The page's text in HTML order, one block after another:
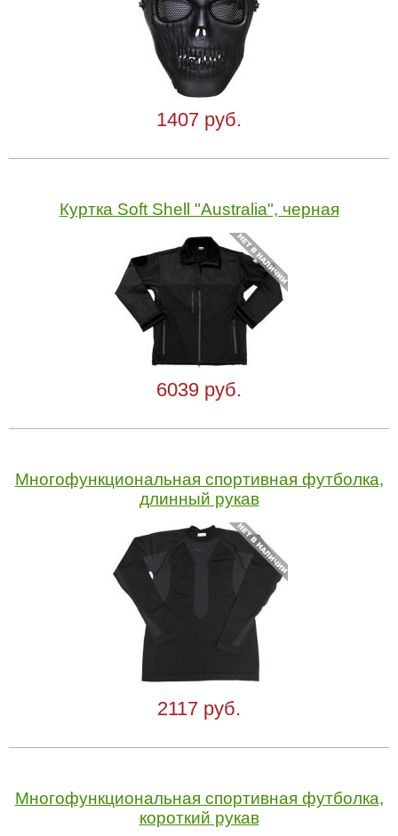
1407 руб.
Куртка Soft Shell "Australia", черная
6039 руб.
Многофункциональная спортивная футболка,
длинный рукав
2117 руб.
Многофункциональная спортивная футболка,
короткий рукав